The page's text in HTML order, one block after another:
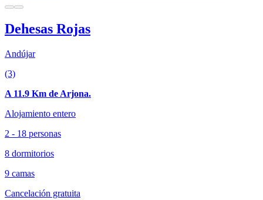
Dehesas Rojas
Andújar
(3)
A 11.9 Km de Arjona.
Alojamiento entero
2 - 18 personas
8 dormitorios
9 camas
Cancelación gratuita